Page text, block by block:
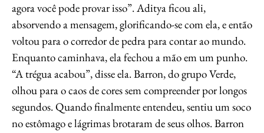
agora você pode provar isso”. Aditya ficou ali,
absorvendo a mensagem, glorificando-se com ela, e então
voltou para o corredor de pedra para contar ao mundo.
Enquanto caminhava, ela fechou a mão em um punho.
“A trégua acabou”, disse ela. Barron, do grupo Verde,
olhou para o caos de cores sem compreender por longos
segundos. Quando finalmente entendeu, sentiu um soco
no estômago e lágrimas brotaram de seus olhos. Barron